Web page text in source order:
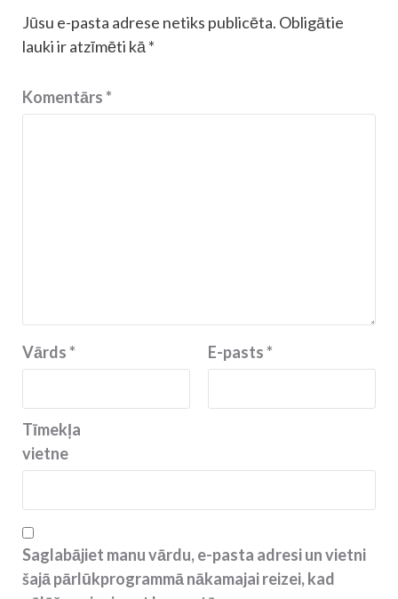
Jūsu e-pasta adrese netiks publicēta. Obligātie
lauki ir atzīmēti kā *
Komentārs*
Vārds* E-pasts*
Tīmekļa
vietne
Saglabājiet manu vārdu, e-pasta adresi un vietni
šajā pārlūkprogrammā nākamajai reizei, kad